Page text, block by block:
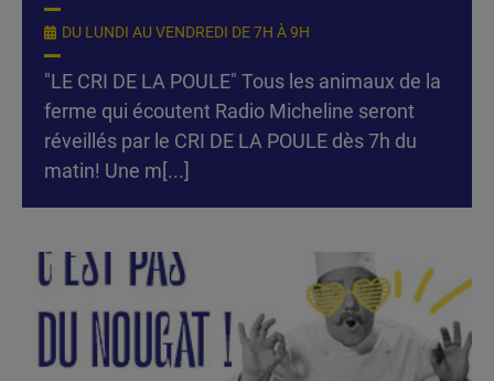
DU LUNDI AU VENDREDI DE 7H À 9H
"LE CRI DE LA POULE" Tous les animaux de la
ferme qui écoutent Radio Micheline seront
réveillés par le CRI DE LA POULE dès 7h du
matin! Une m[...]